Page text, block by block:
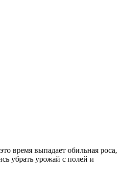
время выпадает обильная роса,
убрать урожай с полей и